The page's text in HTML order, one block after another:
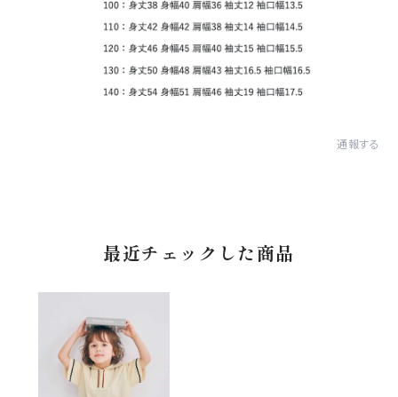
通報する
最近チェックした商品